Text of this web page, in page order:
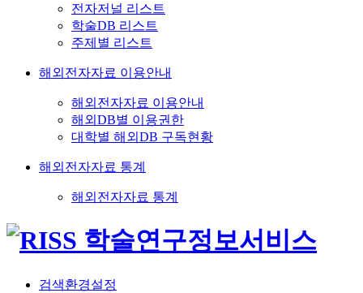
전자저널 리스트
학술DB 리스트
주제별 리스트
해외전자자료 이용안내
해외전자자료 이용안내
해외DB별 이용권한
대학별 해외DB 구독현황
해외전자자료 통계
해외전자자료 통계
검색환경설정